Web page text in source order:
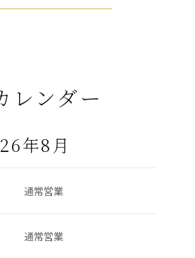
レンダー
年8月
通常営業
通常営業